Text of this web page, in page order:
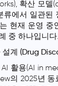
확산 모델
류에서 일관된
현재 운영
중 하나입니다.
설계 (Drug
활용(AI in
의 2025년